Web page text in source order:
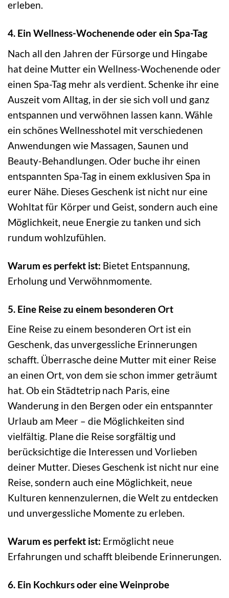
erleben.
4. Ein Wellness-Wochenende oder ein Spa-Tag
Nach all den Jahren der Fürsorge und Hingabe
hat deine Mutter ein Wellness-Wochenende oder
einen Spa-Tag mehr als verdient. Schenke ihr eine
Auszeit vom Alltag, in der sie sich voll und ganz
entspannen und verwöhnen lassen kann. Wähle
ein schönes Wellnesshotel mit verschiedenen
Anwendungen wie Massagen, Saunen und
Beauty-Behandlungen. Oder buche ihr einen
entspannten Spa-Tag in einem exklusiven Spa in
eurer Nähe. Dieses Geschenk ist nicht nur eine
Wohltat für Körper und Geist, sondern auch eine
Möglichkeit, neue Energie zu tanken und sich
rundum wohlzufühlen.
Warum es perfekt ist: Bietet Entspannung,
Erholung und Verwöhnmomente.
5. Eine Reise zu einem besonderen Ort
Eine Reise zu einem besonderen Ort ist ein
Geschenk, das unvergessliche Erinnerungen
schafft. Überrasche deine Mutter mit einer Reise
an einen Ort, von dem sie schon immer geträumt
hat. Ob ein Städtetrip nach Paris, eine
Wanderung in den Bergen oder ein entspannter
Urlaub am Meer – die Möglichkeiten sind
vielfältig. Plane die Reise sorgfältig und
berücksichtige die Interessen und Vorlieben
deiner Mutter. Dieses Geschenk ist nicht nur eine
Reise, sondern auch eine Möglichkeit, neue
Kulturen kennenzulernen, die Welt zu entdecken
und unvergessliche Momente zu erleben.
Warum es perfekt ist: Ermöglicht neue
Erfahrungen und schafft bleibende Erinnerungen.
6. Ein Kochkurs oder eine Weinprobe